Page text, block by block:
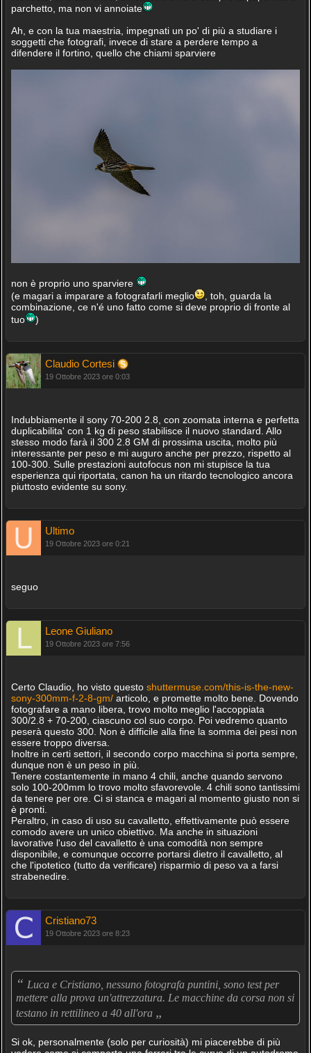
parchetto, ma non vi annoiate
Ah, e con la tua maestria, impegnati un po' di più a studiare i
soggetti che fotografi, invece di stare a perdere tempo a
difendere il fortino, quello che chiami sparviere
non è proprio uno sparviere
(e magari a imparare a fotografarli meglio
, toh, guarda la
combinazione, ce n'é uno fatto come si deve proprio di fronte al
tuo
)
Claudio Cortesi
19 Ottobre 2023 ore 0:03
Indubbiamente il sony 70-200 2.8, con zoomata interna e perfetta
duplicabilita' con 1 kg di peso stabilisce il nuovo standard. Allo
stesso modo farà il 300 2.8 GM di prossima uscita, molto più
interessante per peso e mi auguro anche per prezzo, rispetto al
100-300. Sulle prestazioni autofocus non mi stupisce la tua
esperienza qui riportata, canon ha un ritardo tecnologico ancora
piuttosto evidente su sony.
Ultimo
19 Ottobre 2023 ore 0:21
seguo
Leone Giuliano
19 Ottobre 2023 ore 7:56
Certo Claudio, ho visto questo shuttermuse.com/this-is-the-new-
sony-300mm-f-2-8-gm/articolo, e promette molto bene. Dovendo
fotografare a mano libera, trovo molto meglio l'accoppiata
300/2.8 + 70-200, ciascuno col suo corpo. Poi vedremo quanto
peserà questo 300. Non è difficile alla fine la somma dei pesi non
essere troppo diversa.
Inoltre in certi settori, il secondo corpo macchina si porta sempre,
dunque non è un peso in più.
Tenere costantemente in mano 4 chili, anche quando servono
solo 100-200mm lo trovo molto sfavorevole. 4 chili sono tantissimi
da tenere per ore. Ci si stanca e magari al momento giusto non si
è pronti.
Peraltro, in caso di uso su cavalletto, effettivamente può essere
comodo avere un unico obiettivo. Ma anche in situazioni
lavorative l'uso del cavalletto è una comodità non sempre
disponibile, e comunque occorre portarsi dietro il cavalletto, al
che l'ipotetico (tutto da verificare) risparmio di peso va a farsi
strabenedire.
Cristiano73
19 Ottobre 2023 ore 8:23
“ Luca e Cristiano, nessuno fotografa puntini, sono test per
mettere alla prova un'attrezzatura. Le macchine da corsa non si
testano in rettilineo a 40 all'ora „
Si ok, personalmente (solo per curiosità) mi piacerebbe di più